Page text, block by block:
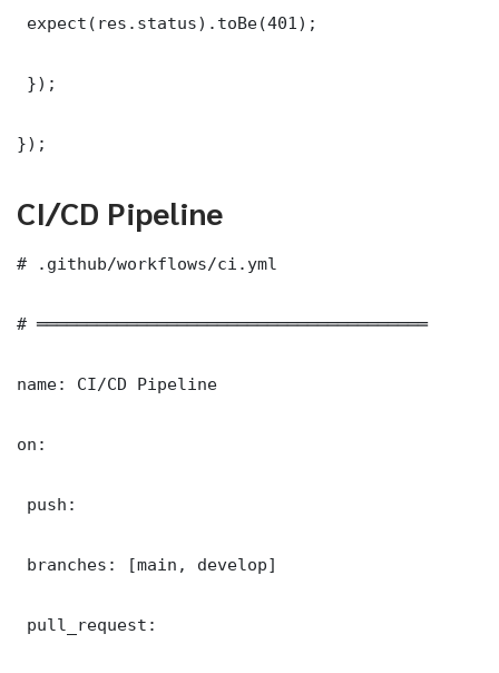
expect(res.status).toBe(401);
});
});
CI/CD Pipeline
# .github/workflows/ci.yml
# ═══════════════════════════════════════
name: CI/CD Pipeline
on:
push:
branches: [main, develop]
pull_request: